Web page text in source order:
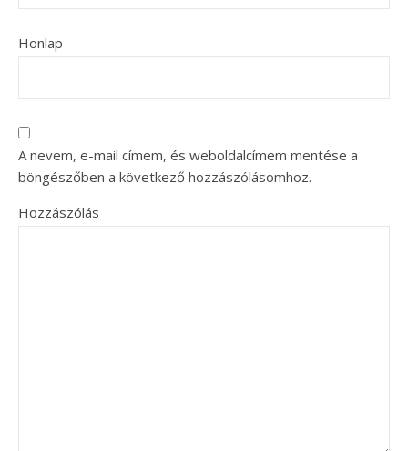
Honlap
A nevem, e-mail címem, és weboldalcímem mentése a
böngészőben a következő hozzászólásomhoz.
Hozzászólás